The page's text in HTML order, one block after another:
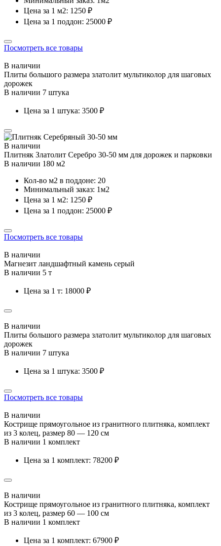
Цена за 1 м2: 1250 ₽
Цена за 1 поддон: 25000 ₽
Посмотреть все товары
В наличии
Плиты большого размера златолит мультиколор для шаговых
дорожек
В наличии 7 штука
Цена за 1 штука: 3500 ₽
В наличии
Плитняк Златолит Серебро 30-50 мм для дорожек и парковки
В наличии 180 м2
Кол-во м2 в поддоне: 20
Минимальный заказ: 1м2
Цена за 1 м2: 1250 ₽
Цена за 1 поддон: 25000 ₽
Посмотреть все товары
В наличии
Магнезит ландшафтный камень серый
В наличии 5 т
Цена за 1 т: 18000 ₽
В наличии
Плиты большого размера златолит мультиколор для шаговых
дорожек
В наличии 7 штука
Цена за 1 штука: 3500 ₽
Посмотреть все товары
В наличии
Кострище прямоугольное из гранитного плитняка, комплект
из 3 колец, размер 80 — 120 см
В наличии 1 комплект
Цена за 1 комплект: 78200 ₽
В наличии
Кострище прямоугольное из гранитного плитняка, комплект
из 3 колец, размер 60 — 100 см
В наличии 1 комплект
Цена за 1 комплект: 67900 ₽